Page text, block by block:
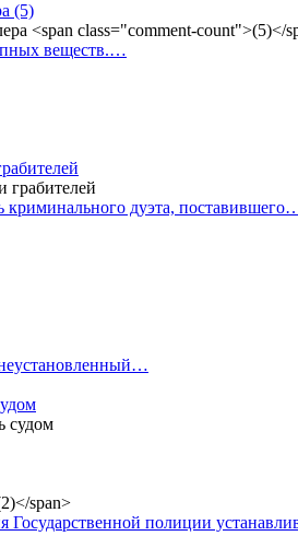
(5)
веществ.…
криминального дуэта,
Государственной полиции